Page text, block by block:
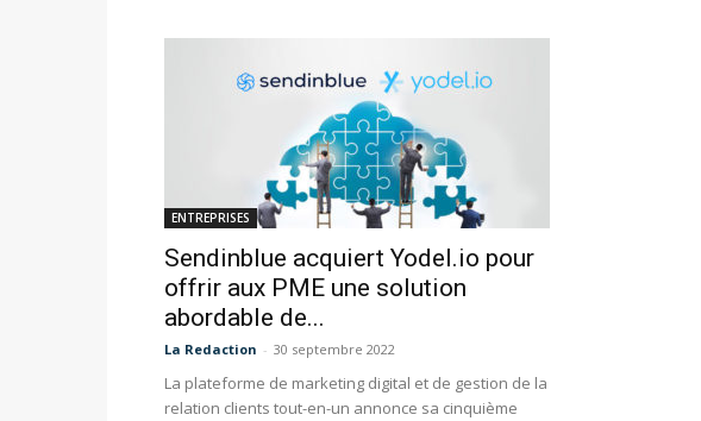
ENTREPRISES
Sendinblue acquiert Yodel.io pour
offrir aux PME une solution
abordable de...
La Redaction - 30 septembre 2022
La plateforme de marketing digital et de gestion de la
relation clients tout-en-un annonce sa cinquième